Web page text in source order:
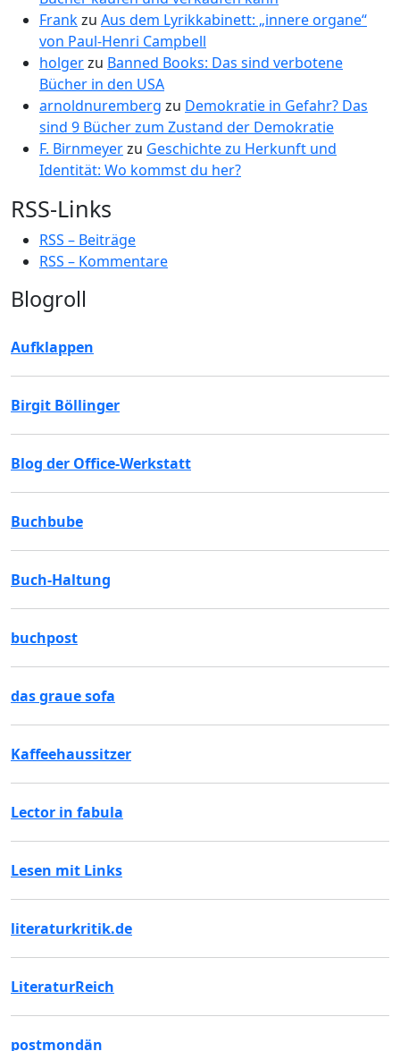
Frankzu Aus dem Lyrikkabinett: „innere organe“
von Paul-Henri Campbell
holgerzu Banned Books: Das sind verbotene
Bücher in den USA
arnoldnuremberg zu Demokratie in Gefahr? Das
sind 9 Bücher zum Zustand der Demokratie
F. Birnmeyerzu Geschichte zu Herkunft und
Identität: Wo kommst du her?
RSS-Links
RSS – Beiträge
RSS – Kommentare
Blogroll
Aufklappen
Birgit Böllinger
Blog der Office-Werkstatt
Buchbube
Buch-Haltung
buchpost
das graue sofa
Kaffeehaussitzer
Lector in fabula
Lesen mit Links
literaturkritik.de
LiteraturReich
postmondän